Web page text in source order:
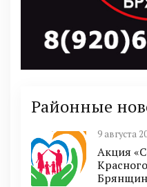
Районные
9 августа
Акция